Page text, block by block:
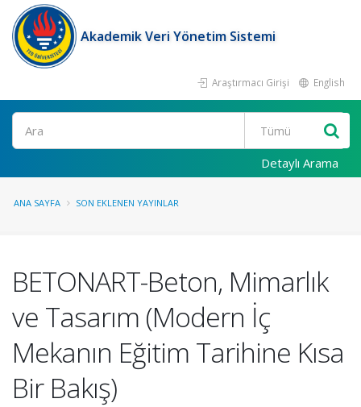
Akademik Veri Yönetim Sistemi
Araştırmacı Girişi English
Ara
Detaylı Arama
ANA SAYFA SON EKLENEN YAYINLAR
BETONART-Beton, Mimarlık
ve Tasarım (Modern İç
Mekanın Eğitim Tarihine Kısa
Bir Bakış)